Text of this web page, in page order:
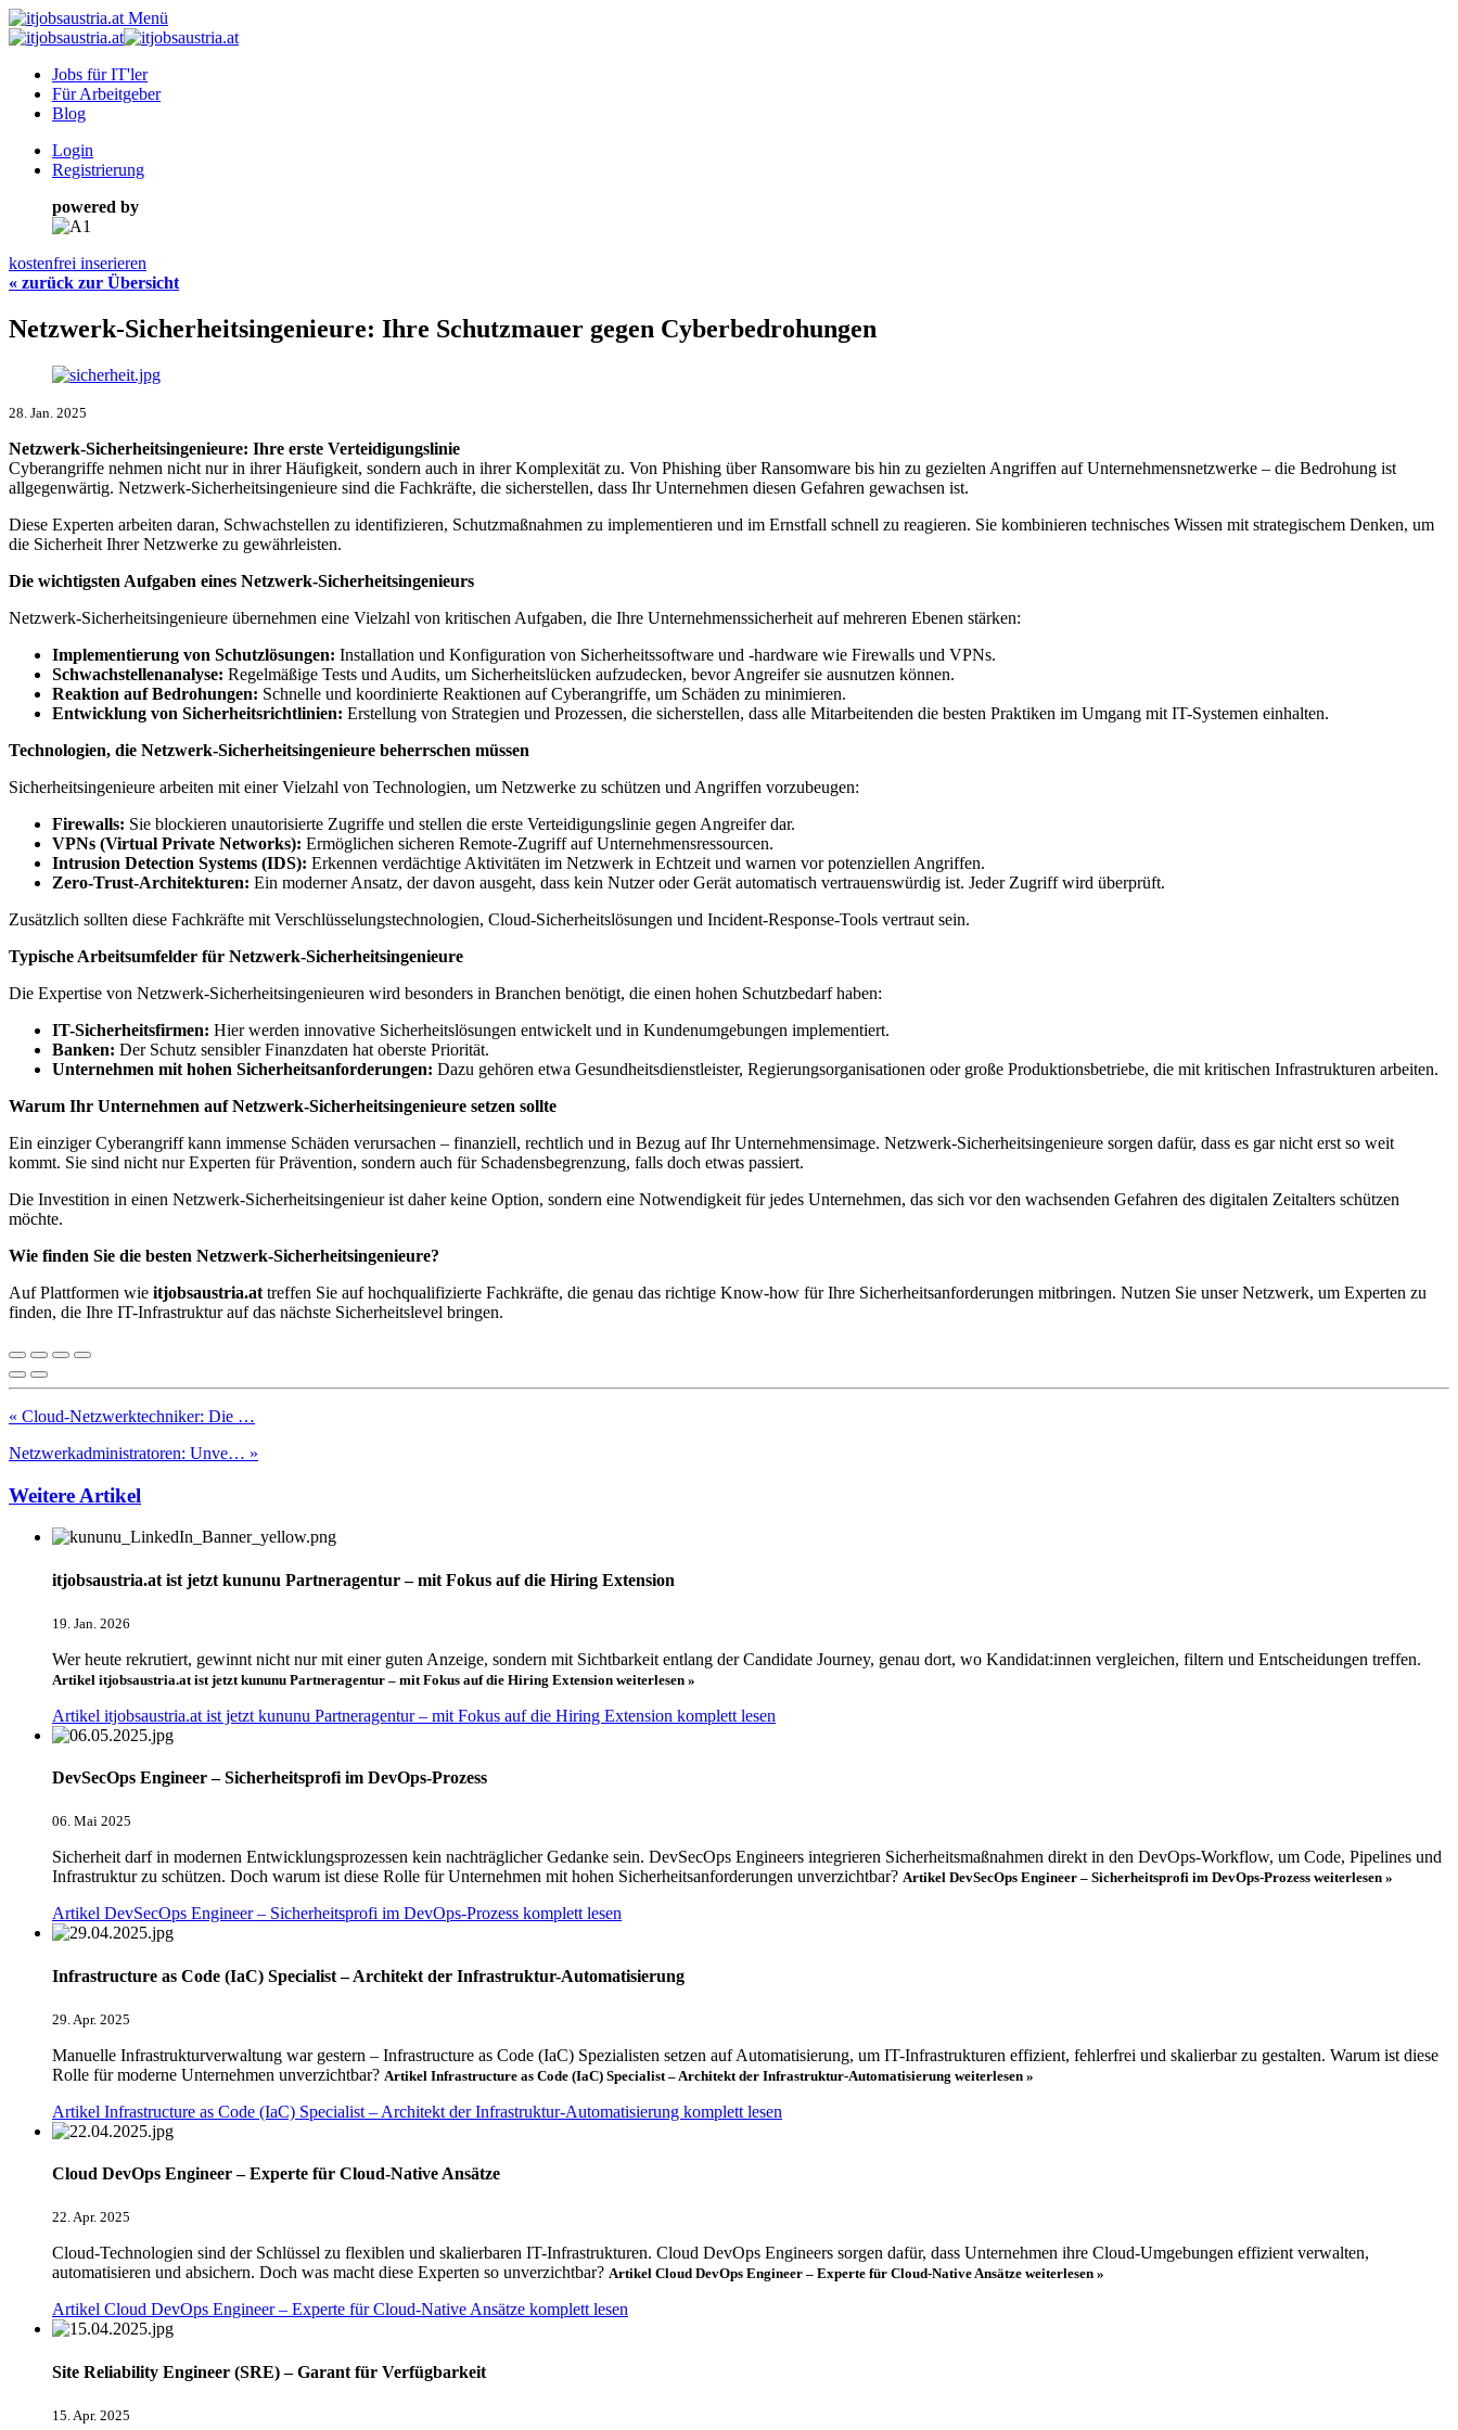
Menü
Jobs für IT'ler
Für Arbeitgeber
Blog
Login
Registrierung
powered by
kostenfrei inserieren
« zurück zur Übersicht
Netzwerk-Sicherheitsingenieure: Ihre Schutzmauer gegen Cyberbedrohungen
28. Jan. 2025
Netzwerk-Sicherheitsingenieure: Ihre erste Verteidigungslinie
Cyberangriffe nehmen nicht nur in ihrer Häufigkeit, sondern auch in ihrer Komplexität zu. Von Phishing über Ransomware bis hin zu gezielten Angriffen auf Unternehmensnetzwerke – die Bedrohung ist
allgegenwärtig. Netzwerk-Sicherheitsingenieure sind die Fachkräfte, die sicherstellen, dass Ihr Unternehmen diesen Gefahren gewachsen ist.
Diese Experten arbeiten daran, Schwachstellen zu identifizieren, Schutzmaßnahmen zu implementieren und im Ernstfall schnell zu reagieren. Sie kombinieren technisches Wissen mit strategischem Denken, um
die Sicherheit Ihrer Netzwerke zu gewährleisten.
Die wichtigsten Aufgaben eines Netzwerk-Sicherheitsingenieurs
Netzwerk-Sicherheitsingenieure übernehmen eine Vielzahl von kritischen Aufgaben, die Ihre Unternehmenssicherheit auf mehreren Ebenen stärken:
Implementierung von Schutzlösungen: Installation und Konfiguration von Sicherheitssoftware und -hardware wie Firewalls und VPNs.
Schwachstellenanalyse: Regelmäßige Tests und Audits, um Sicherheitslücken aufzudecken, bevor Angreifer sie ausnutzen können.
Reaktion auf Bedrohungen: Schnelle und koordinierte Reaktionen auf Cyberangriffe, um Schäden zu minimieren.
Entwicklung von Sicherheitsrichtlinien: Erstellung von Strategien und Prozessen, die sicherstellen, dass alle Mitarbeitenden die besten Praktiken im Umgang mit IT-Systemen einhalten.
Technologien, die Netzwerk-Sicherheitsingenieure beherrschen müssen
Sicherheitsingenieure arbeiten mit einer Vielzahl von Technologien, um Netzwerke zu schützen und Angriffen vorzubeugen:
Firewalls: Sie blockieren unautorisierte Zugriffe und stellen die erste Verteidigungslinie gegen Angreifer dar.
VPNs (Virtual Private Networks): Ermöglichen sicheren Remote-Zugriff auf Unternehmensressourcen.
Intrusion Detection Systems (IDS): Erkennen verdächtige Aktivitäten im Netzwerk in Echtzeit und warnen vor potenziellen Angriffen.
Zero-Trust-Architekturen: Ein moderner Ansatz, der davon ausgeht, dass kein Nutzer oder Gerät automatisch vertrauenswürdig ist. Jeder Zugriff wird überprüft.
Zusätzlich sollten diese Fachkräfte mit Verschlüsselungstechnologien, Cloud-Sicherheitslösungen und Incident-Response-Tools vertraut sein.
Typische Arbeitsumfelder für Netzwerk-Sicherheitsingenieure
Die Expertise von Netzwerk-Sicherheitsingenieuren wird besonders in Branchen benötigt, die einen hohen Schutzbedarf haben:
IT-Sicherheitsfirmen: Hier werden innovative Sicherheitslösungen entwickelt und in Kundenumgebungen implementiert.
Banken: Der Schutz sensibler Finanzdaten hat oberste Priorität.
Unternehmen mit hohen Sicherheitsanforderungen: Dazu gehören etwa Gesundheitsdienstleister, Regierungsorganisationen oder große Produktionsbetriebe, die mit kritischen Infrastrukturen arbeiten.
Warum Ihr Unternehmen auf Netzwerk-Sicherheitsingenieure setzen sollte
Ein einziger Cyberangriff kann immense Schäden verursachen – finanziell, rechtlich und in Bezug auf Ihr Unternehmensimage. Netzwerk-Sicherheitsingenieure sorgen dafür, dass es gar nicht erst so weit
kommt. Sie sind nicht nur Experten für Prävention, sondern auch für Schadensbegrenzung, falls doch etwas passiert.
Die Investition in einen Netzwerk-Sicherheitsingenieur ist daher keine Option, sondern eine Notwendigkeit für jedes Unternehmen, das sich vor den wachsenden Gefahren des digitalen Zeitalters schützen
möchte.
Wie finden Sie die besten Netzwerk-Sicherheitsingenieure?
Auf Plattformen wie itjobsaustria.at treffen Sie auf hochqualifizierte Fachkräfte, die genau das richtige Know-how für Ihre Sicherheitsanforderungen mitbringen. Nutzen Sie unser Netzwerk, um Experten zu
finden, die Ihre IT-Infrastruktur auf das nächste Sicherheitslevel bringen.
« Cloud-Netzwerktechniker: Die …
Netzwerkadministratoren: Unve… »
Weitere Artikel
itjobsaustria.at ist jetzt kununu Partneragentur – mit Fokus auf die Hiring Extension
19. Jan. 2026
Wer heute rekrutiert, gewinnt nicht nur mit einer guten Anzeige, sondern mit Sichtbarkeit entlang der Candidate Journey, genau dort, wo Kandidat:innen vergleichen, filtern und Entscheidungen treffen.
Artikel itjobsaustria.at ist jetzt kununu Partneragentur – mit Fokus auf die Hiring Extension weiterlesen »
Artikel itjobsaustria.at ist jetzt kununu Partneragentur – mit Fokus auf die Hiring Extension komplett lesen
DevSecOps Engineer – Sicherheitsprofi im DevOps-Prozess
06. Mai 2025
Sicherheit darf in modernen Entwicklungsprozessen kein nachträglicher Gedanke sein. DevSecOps Engineers integrieren Sicherheitsmaßnahmen direkt in den DevOps-Workflow, um Code, Pipelines und
Infrastruktur zu schützen. Doch warum ist diese Rolle für Unternehmen mit hohen Sicherheitsanforderungen unverzichtbar? Artikel DevSecOps Engineer – Sicherheitsprofi im DevOps-Prozess weiterlesen »
Artikel DevSecOps Engineer – Sicherheitsprofi im DevOps-Prozess komplett lesen
Infrastructure as Code (IaC) Specialist – Architekt der Infrastruktur-Automatisierung
29. Apr. 2025
Manuelle Infrastrukturverwaltung war gestern – Infrastructure as Code (IaC) Spezialisten setzen auf Automatisierung, um IT-Infrastrukturen effizient, fehlerfrei und skalierbar zu gestalten. Warum ist diese
Rolle für moderne Unternehmen unverzichtbar? Artikel Infrastructure as Code (IaC) Specialist – Architekt der Infrastruktur-Automatisierung weiterlesen »
Artikel Infrastructure as Code (IaC) Specialist – Architekt der Infrastruktur-Automatisierung komplett lesen
Cloud DevOps Engineer – Experte für Cloud-Native Ansätze
22. Apr. 2025
Cloud-Technologien sind der Schlüssel zu flexiblen und skalierbaren IT-Infrastrukturen. Cloud DevOps Engineers sorgen dafür, dass Unternehmen ihre Cloud-Umgebungen effizient verwalten,
automatisieren und absichern. Doch was macht diese Experten so unverzichtbar? Artikel Cloud DevOps Engineer – Experte für Cloud-Native Ansätze weiterlesen »
Artikel Cloud DevOps Engineer – Experte für Cloud-Native Ansätze komplett lesen
Site Reliability Engineer (SRE) – Garant für Verfügbarkeit
15. Apr. 2025